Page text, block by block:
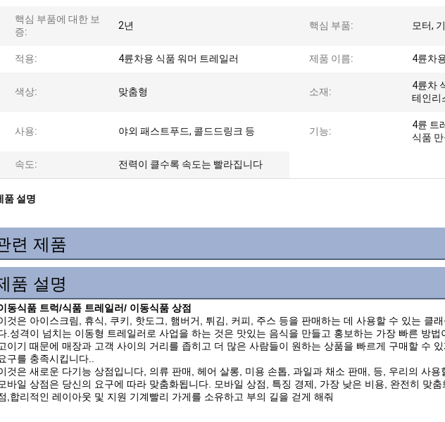
핵심 부품에 대한 보
증:
2년 핵심 부품: 모터,
적용: 4륜차용 식품 워머 트레일러 제품 이름: 4륜차
색상: 맞춤형 소재:
4륜차
테인리
사용: 야외 패스트푸드, 콜드드링크 등 기능:
4륜 트
식품
속도: 전력이 클수록 속도는 빨라집니다
품 설명
련 제품
품 설명
동식품 트럭/식품 트레일러/ 이동식품 상점
것은 아이스크림, 휴식, 쿠키, 핫도그, 햄버거, 튀김, 커피, 주스 등을 판매하는 데 사용할 수 있는 클
.성격이 넘치는 이동형 트레일러로 사업을 하는 것은 맛있는 음식을 만들고 홍보하는 가장 빠른 방
이기 때문에 매장과 고객 사이의 거리를 좁히고 더 많은 사람들이 원하는 상품을 빠르게 구매할 수
구를 충족시킵니다..
것은 새로운 다기능 상점입니다, 의류 판매, 헤어 살롱, 미용 손톱, 과일과 채소 판매, 등, 우리의 사용
바일 상점은 당신의 요구에 따라 맞춤화됩니다. 모바일 상점, 특징 경제, 가장 낮은 비용, 완전히 맞
,합리적인 레이아웃 및 지원 기계빨리 가게를 소유하고 부의 길을 걷게 해줘